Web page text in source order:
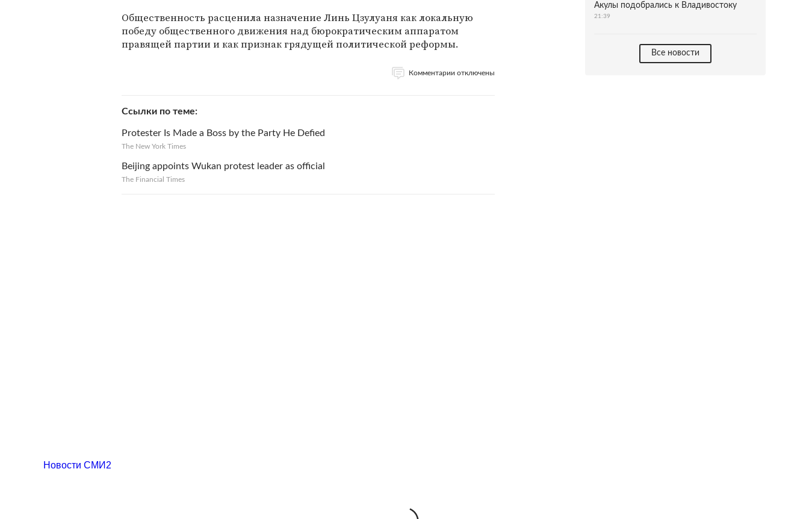
Общественность расценила назначение Линь Цзулуаня как локальную
победу общественного движения над бюрократическим аппаратом
правящей партии и как признак грядущей политической реформы.
Комментарии отключены
Ссылки по теме
Protester Is Made a Boss by the Party He Defied
The New York Times
Beijing appoints Wukan protest leader as official
The Financial Times
Акулы подобрались к Владивостоку
21:39
Все новости
Новости СМИ2